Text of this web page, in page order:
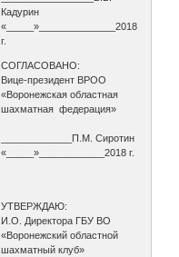
Кадурин
«_____»______________2018
г.
СОГЛАСОВАНО:
Вице-президент ВРОО
«Воронежская областная
шахматная федерация»
_____________П.М. Сиротин
«_____»____________2018 г.
УТВЕРЖДАЮ:
И.О. Директора ГБУ ВО
«Воронежский областной
шахматный клуб»